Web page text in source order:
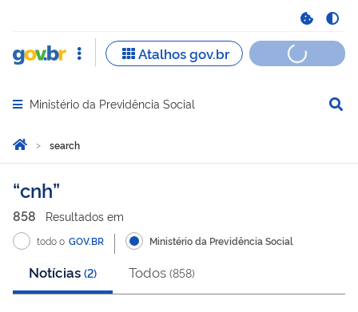
Abrir menu principal de navegação
Ministério da Previdência Social
Você está aqui:
Homesearch
search
cnh
858 Resultados em
todo o GOV.BR Ministério da Previdência Social
Notícias (2) Todos (858)